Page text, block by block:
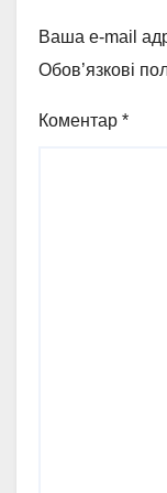
Ваша e-mail
Обов’язкові
Коментар *